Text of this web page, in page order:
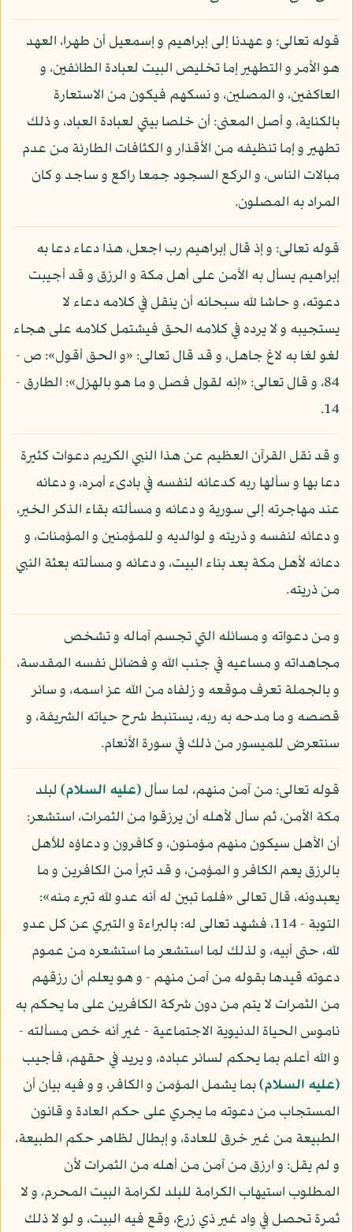
قوله تعالى: و عهدنا إلى إبراهيم و إسمعيل أن طهرا، العهد
هو الأمر و التطهير إما تخليص البيت لعبادة الطائفين، و
العاكفين، و المصلين، و نسكهم فيكون من الاستعارة
بالكناية، و أصل المعنى: أن خلصا بيتي لعبادة العباد، و ذلك
تطهير و إما تنظيفه من الأقذار و الكثافات الطارئة من عدم
مبالات الناس، و الركع السجود جمعا راكع و ساجد و كان
المراد به المصلون.
قوله تعالى: و إذ قال إبراهيم رب اجعل، هذا دعاء دعا به
إبراهيم يسأل به الأمن على أهل مكة و الرزق و قد أجيبت
دعوته، و حاشا لله سبحانه أن ينقل في كلامه دعاء لا
يستجيبه و لا يرده في كلامه الحق فيشتمل كلامه على هجاء
لغو لغا به لاغ جاهل، و قد قال تعالى: «و الحق أقول»: ص -
84، و قال تعالى: «إنه لقول فصل و ما هو بالهزل»: الطارق -
14.
و قد نقل القرآن العظيم عن هذا النبي الكريم دعوات كثيرة
دعا بها و سألها ربه كدعائه لنفسه في بادىء أمره، و دعائه
عند مهاجرته إلى سورية و دعائه و مسألته بقاء الذكر الخير،
و دعائه لنفسه و ذريته و لوالديه و للمؤمنين و المؤمنات، و
دعائه لأهل مكة بعد بناء البيت، و دعائه و مسألته بعثة النبي
من ذريته.
و من دعواته و مسائله التي تجسم آماله و تشخص
مجاهداته و مساعيه في جنب الله و فضائل نفسه المقدسة،
و بالجملة تعرف موقعه و زلفاه من الله عز اسمه، و سائر
قصصه و ما مدحه به ربه، يستنبط شرح حياته الشريفة، و
سنتعرض للميسور من ذلك في سورة الأنعام.
قوله تعالى: من آمن منهم، لما سأل(عليه السلام)لبلد
مكة الأمن، ثم سأل لأهله أن يرزقوا من الثمرات، استشعر:
أن الأهل سيكون منهم مؤمنون، و كافرون و دعاؤه للأهل
بالرزق يعم الكافر و المؤمن، و قد تبرأ من الكافرين و ما
يعبدونه، قال تعالى «فلما تبين له أنه عدو لله تبرء منه»:
التوبة - 114، فشهد تعالى له: بالبراءة و التبري عن كل عدو
لله، حتى أبيه، و لذلك لما استشعر ما استشعره من عموم
دعوته قيدها بقوله من آمن منهم - و هو يعلم أن رزقهم
من الثمرات لا يتم من دون شركة الكافرين على ما يحكم به
ناموس الحياة الدنيوية الاجتماعية - غير أنه خص مسألته -
و الله أعلم بما يحكم لسائر عباده، و يريد في حقهم، فأجيب
(عليه السلام)بما يشمل المؤمن و الكافر، و و فيه بيان أن
المستجاب من دعوته ما يجري على حكم العادة و قانون
الطبيعة من غير خرق للعادة، و إبطال لظاهر حكم الطبيعة،
و لم يقل: و ارزق من آمن من أهله من الثمرات لأن
المطلوب استيهاب الكرامة للبلد لكرامة البيت المحرم، و لا
ثمرة تحصل في واد غير ذي زرع، وقع فيه البيت، و لو لا ذلك